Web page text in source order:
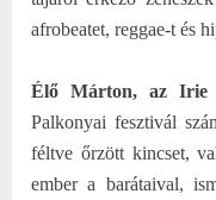
afrobeatet, reggae-t és
Élő Márton, az Irie
Palkonyai fesztivál
féltve őrzött kincset,
ember a barátaival,